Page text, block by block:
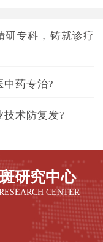
研专科，铸就诊疗
中药专治?
技术防复发?
研究中心
CENTER